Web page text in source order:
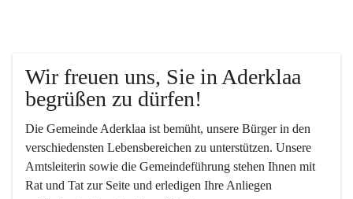
Wir freuen uns, Sie in Aderklaa
begrüßen zu dürfen!
Die Gemeinde Aderklaa ist bemüht, unsere Bürger in den
verschiedensten Lebensbereichen zu unterstützen. Unsere
Amtsleiterin sowie die Gemeindeführung stehen Ihnen mit
Rat und Tat zur Seite und erledigen Ihre Anliegen